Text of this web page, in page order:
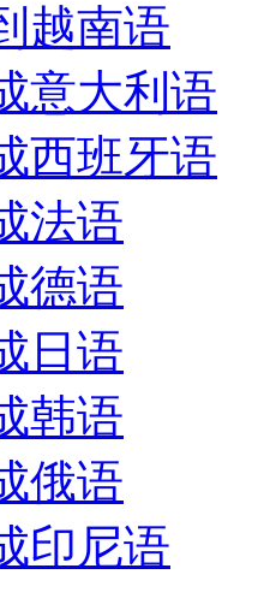
越南语
意大利语
西班牙语
法语
德语
日语
韩语
俄语
印尼语